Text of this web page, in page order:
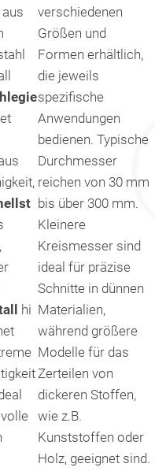
hi
verschiedenen
Größen und
Formen erhältlich,
die jeweils
spezifische
Anwendungen
bedienen. Typische
Durchmesser
reichen von 30 mm
bis über 300 mm.
Kleinere
Kreismesser sind
ideal für präzise
Schnitte in dünnen
Materialien,
während größere
Modelle für das
Zerteilen von
dickeren Stoffen,
wie z.B.
Kunststoffen oder
Holz, geeignet sind.